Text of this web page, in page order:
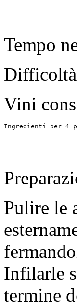
Tempo
Vini
Ingredienti per 4
Pulire le
Infilarle
termine